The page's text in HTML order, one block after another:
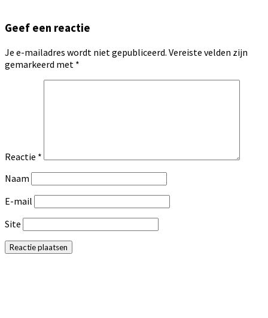
Geef een reactie
Je e-mailadres wordt niet gepubliceerd. Vereiste velden zijn
gemarkeerd met *
Reactie *
Naam
E-mail
Site